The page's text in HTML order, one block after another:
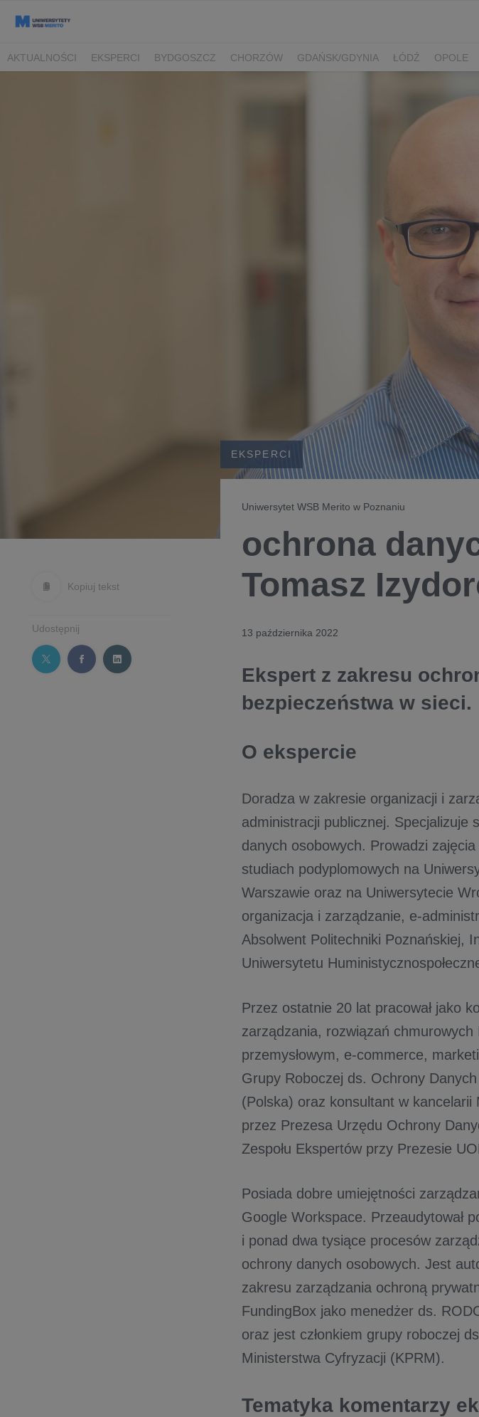
AKTUALNOŚCI EKSPERCI BYDGOSZCZ CHORZÓW GDAŃSK/GDYNIA ŁÓDŹ OPOLE
Kopiuj tekst
Udostępnij
EKSPERCI
Uniwersytet WSB Merito w Poznaniu
ochrona
Tomasz
13 października 2022
Ekspert z zakresu
bezpieczeństwa w sieci.
O ekspercie
Doradza w zakresie organizacji i
administracji publicznej. Specjalizuje
danych osobowych. Prowadzi
studiach podyplomowych na
Warszawie oraz na Uniwersytecie
organizacja i zarządzanie, e-
Absolwent Politechniki Poznańskiej,
Uniwersytetu
Przez ostatnie 20 lat pracował jako
zarządzania, rozwiązań
przemysłowym, e-commerce,
Grupy Roboczej ds. Ochrony
(Polska) oraz konsultant w kancelarii
przez Prezesa Urzędu Ochrony
Zespołu Ekspertów przy Prezesie
Posiada dobre umiejętności
Google Workspace. Przeaudytował
i ponad dwa tysiące procesów
ochrony danych osobowych. Jest
zakresu zarządzania ochroną
FundingBox jako menedżer ds.
oraz jest członkiem grupy roboczej
Ministerstwa Cyfryzacji (KPRM).
Tematyka komentarzy